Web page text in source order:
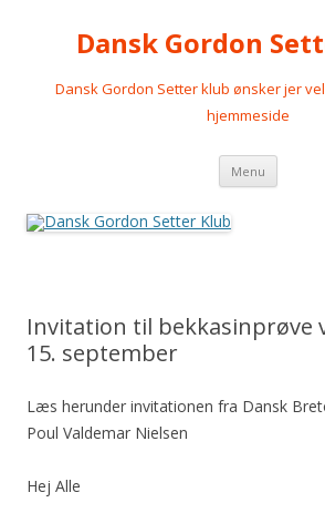
Dansk Gordon
Dansk Gordon Setter klub ønsker jer
hjemmeside
Menu Videre
indhold
Invitation til bekkasinprøve
15. september
Læs herunder invitationen fra Dansk
Poul Valdemar Nielsen
Hej Alle